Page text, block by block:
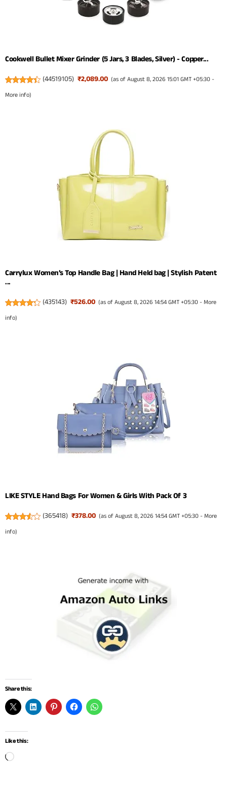
Cookwell Bullet Mixer Grinder (5 Jars, 3 Blades, Silver) - Copper...
(44519105) ₹2,089.00 (as of August 8, 2026 15:01 GMT +05:30 -
More info)
Carrylux Women’s Top Handle Bag | Hand Held bag | Stylish Patent
...
(435143) ₹526.00 (as of August 8, 2026 14:54 GMT +05:30 -More
info)
LIKE STYLE Hand Bags For Women & Girls With Pack Of 3
(365418) ₹378.00 (as of August 8, 2026 14:54 GMT +05:30 -More
info)
Share this:
Like this: